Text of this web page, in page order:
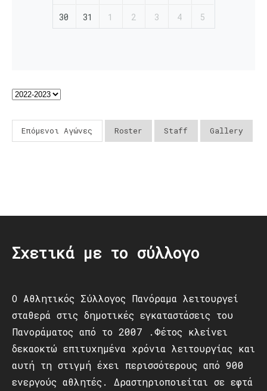
30 31 1 2 3 4 5
Επόμενοι Αγώνες Roster Staff Gallery
Σχετικά με το σύλλογο
Ο Αθλητικός Σύλλογος Πανόραμα λειτουργεί
σταθερά στις δημοτικές εγκαταστάσεις του
Πανοράματος από το 2007 .Φέτος κλείνει
δεκαοκτώ επιτυχημένα χρόνια λειτουργίας και
αυτή τη στιγμή έχει περισσότερους από 900
ενεργούς αθλητές. Δραστηριοποιείται σε εφτά